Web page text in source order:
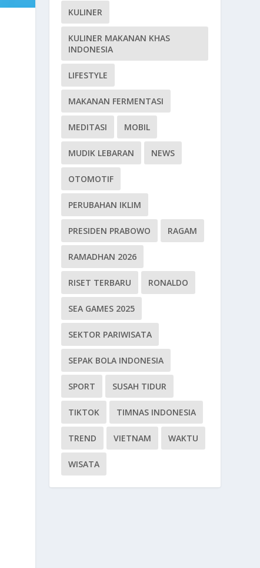
KULINER
KULINER MAKANAN KHAS
INDONESIA
LIFESTYLE
MAKANAN FERMENTASI
MEDITASI MOBIL
MUDIK LEBARAN NEWS
OTOMOTIF
PERUBAHAN IKLIM
PRESIDEN PRABOWO RAGAM
RAMADHAN 2026
RISET TERBARU RONALDO
SEA GAMES 2025
SEKTOR PARIWISATA
SEPAK BOLA INDONESIA
SPORT SUSAH TIDUR
TIKTOK TIMNAS INDONESIA
TREND VIETNAM WAKTU
WISATA